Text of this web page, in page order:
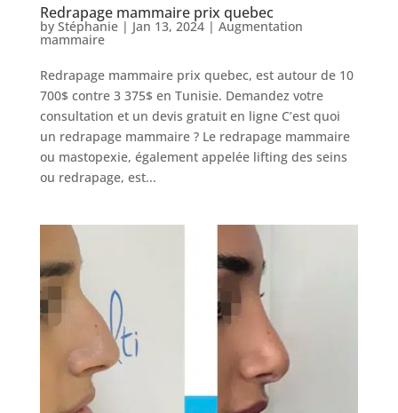
Nos
chirurgiens
FAQ
Services
Nos
articles
Avant
Après
Devis
Gratuit
Redrapage mammaire prix quebec
by Stéphanie| Jan 13, 2024| Augmentation
mammaire
Redrapage mammaire prix quebec, est autour de 10
700$ contre 3 375$ en Tunisie. Demandez votre
consultation et un devis gratuit en ligne C’est quoi
un redrapage mammaire ? Le redrapage mammaire
ou mastopexie, également appelée lifting des seins
ou redrapage, est...